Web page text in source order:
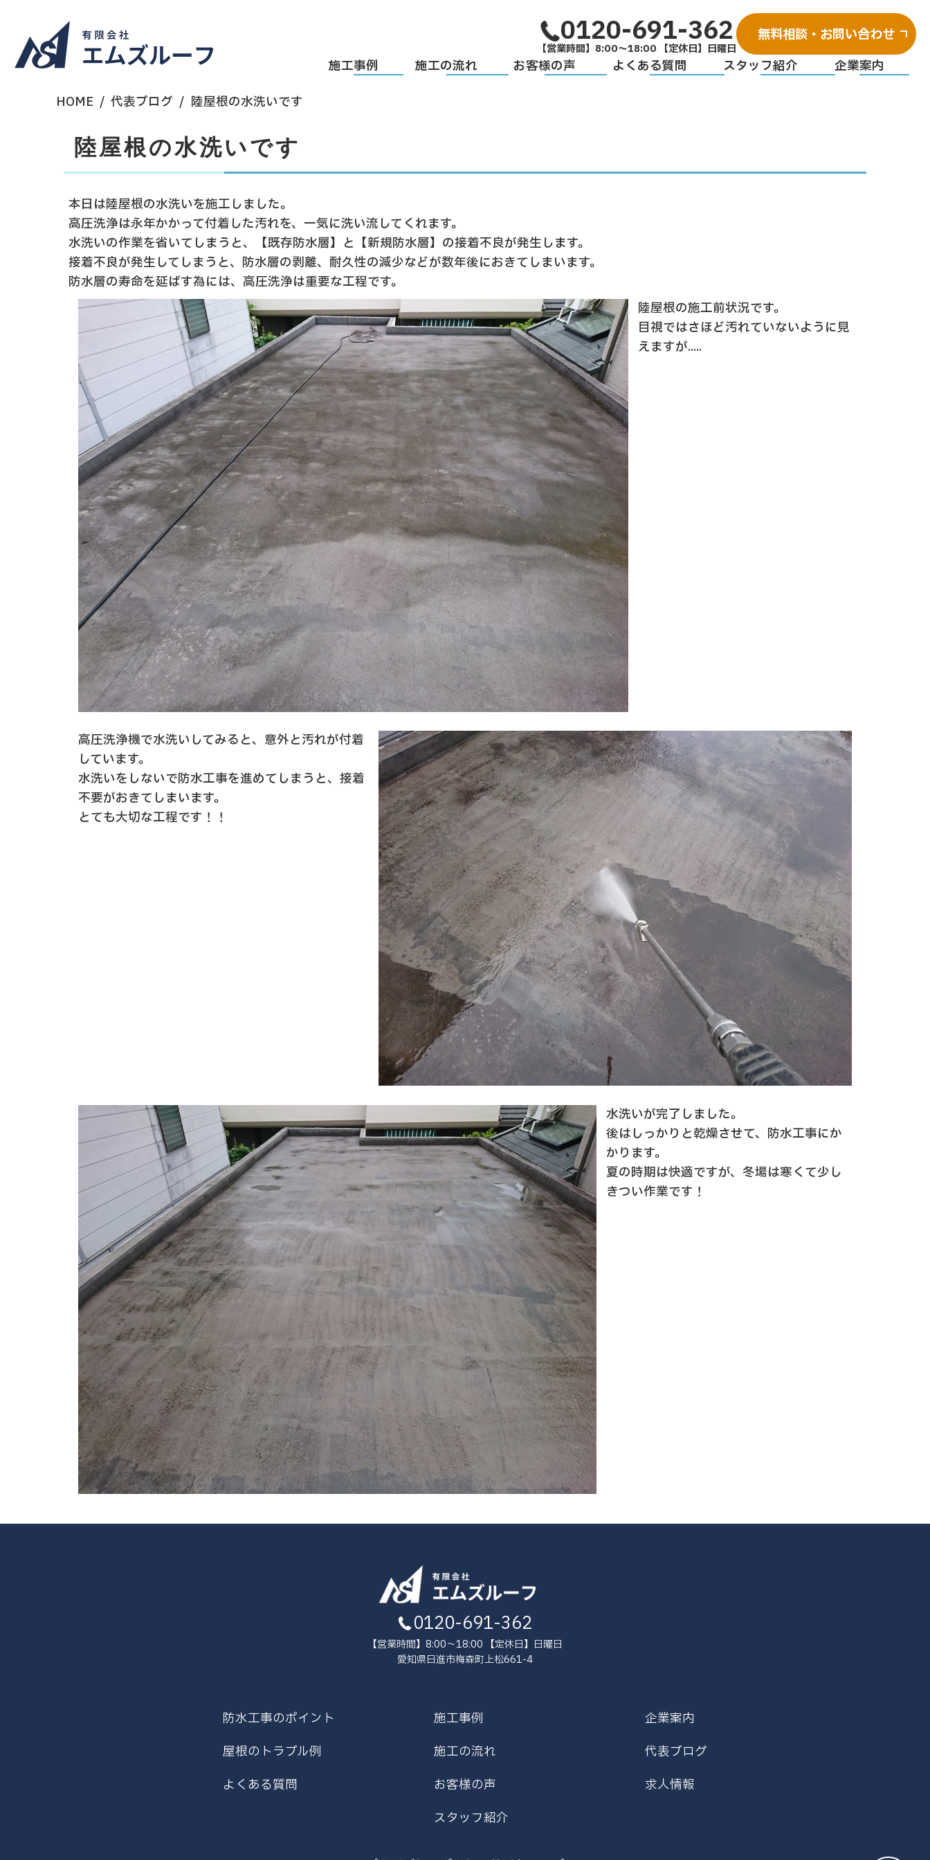
0120-691-362
【営業時間】8:00～18:00 【定休日】日曜日
無料相談・お問い合わせ
施工事例
施工の流れ お客様の声 よくある質問 スタッフ紹介
企業案内
HOME
代表ブログ 陸屋根の水洗いです
陸屋根の水洗いです
本日は陸屋根の水洗いを施工しました。
高圧洗浄は永年かかって付着した汚れを、一気に洗い流してくれます。
水洗いの作業を省いてしまうと、【既存防水層】と【新規防水層】の接着不良が発生します。
接着不良が発生してしまうと、防水層の剥離、耐久性の減少などが数年後におきてしまいます。
防水層の寿命を延ばす為には、高圧洗浄は重要な工程です。
陸屋根の施工前状況です。
目視ではさほど汚れていないように見
えますが.....
高圧洗浄機で水洗いしてみると、意外と汚れが付着
しています。
水洗いをしないで防水工事を進めてしまうと、接着
不要がおきてしまいます。
とても大切な工程です！！
水洗いが完了しました。
後はしっかりと乾燥させて、防水工事にか
かります。
夏の時期は快適ですが、冬場は寒くて少し
きつい作業です！
0120-691-362
【営業時間】8:00～18:00 【定休日】日曜日
愛知県日進市梅森町上松661-4
防水工事のポイント
屋根のトラブル例
よくある質問
施工事例
施工の流れ
お客様の声
スタッフ紹介
企業案内
代表ブログ
求人情報